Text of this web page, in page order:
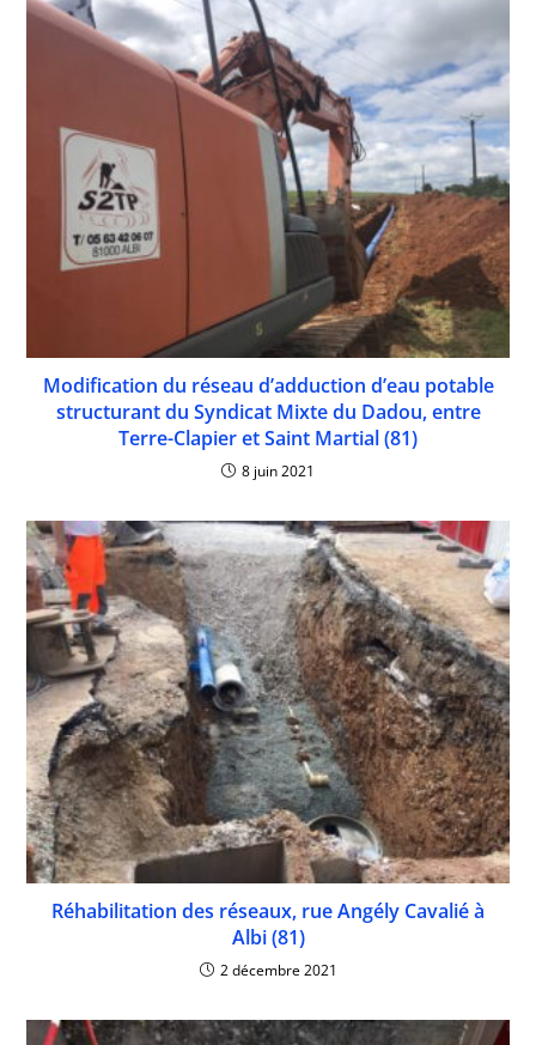
Modification du réseau d’adduction d’eau potable
structurant du Syndicat Mixte du Dadou, entre
Terre-Clapier et Saint Martial (81)
8 juin 2021
Réhabilitation des réseaux, rue Angély Cavalié à
Albi (81)
2 décembre 2021